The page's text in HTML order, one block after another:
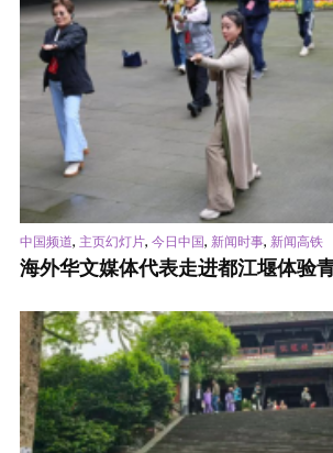
中国频道, 主页幻灯片, 今日中国, 新闻时事, 新闻高铁
海外华文媒体代表走进都江堰体验